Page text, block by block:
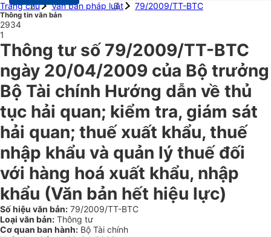
Trang chủ
Văn bản pháp luật 79/2009/TT-BTC
Thông tin văn bản
2934
1
Thông tư số 79/2009/TT-BTC
ngày 20/04/2009 của Bộ trưởng
Bộ Tài chính Hướng dẫn về thủ
tục hải quan; kiểm tra, giám sát
hải quan; thuế xuất khẩu, thuế
nhập khẩu và quản lý thuế đối
với hàng hoá xuất khẩu, nhập
khẩu (Văn bản hết hiệu lực)
Số hiệu văn bản: 79/2009/TT-BTC
Loại văn bản: Thông tư
Cơ quan ban hành: Bộ Tài chính